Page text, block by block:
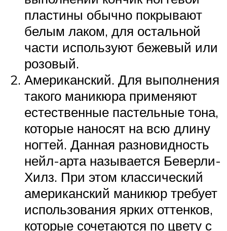
пластины обычно покрывают
белым лаком, для остальной
части используют бежевый или
розовый.
Американский. Для выполнения
такого маникюра применяют
естественные пастельные тона,
которые наносят на всю длину
ногтей. Данная разновидность
нейл-арта называется Беверли-
Хилз. При этом классический
американский маникюр требует
использования ярких оттенков,
которые сочетаются по цвету с